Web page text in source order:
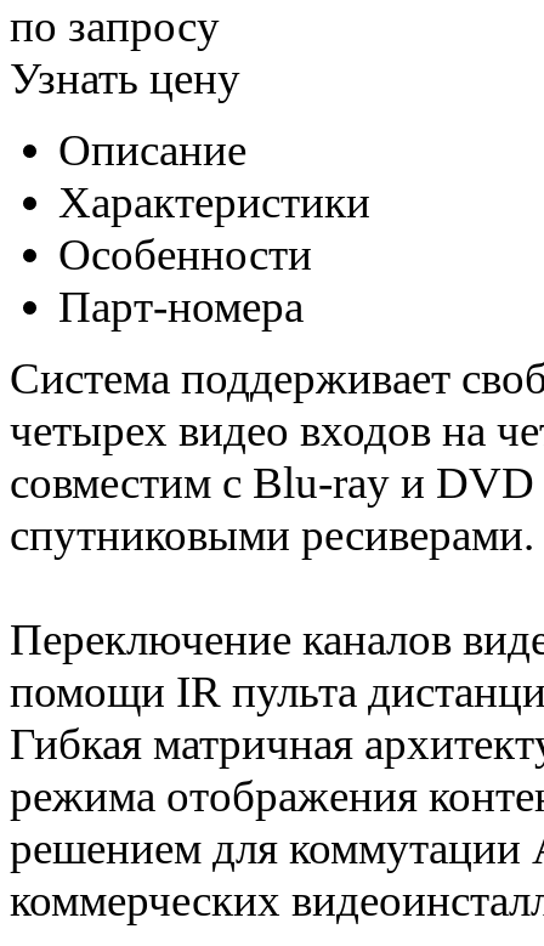
по запросу
Узнать цену
Описание
Характеристики
Особенности
Парт-номера
Система поддерживает
четырех видео входов на
совместим с Blu-ray и
спутниковыми ресиверами.
Переключение каналов
помощи IR пульта
Гибкая матричная
режима отображения
решением для коммутации
коммерческих